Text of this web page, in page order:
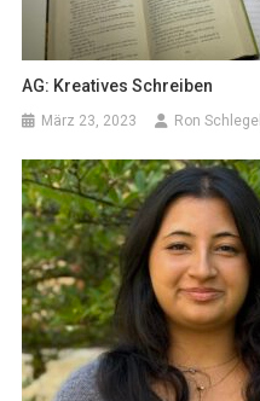
AG: Kreatives Schreiben
März 23, 2023 Ron Schlegel